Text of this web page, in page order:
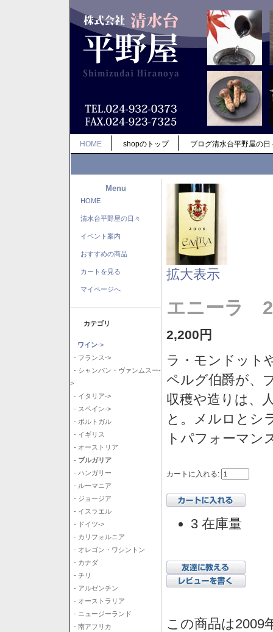
HOME shopのトップ ブログ清水台平野屋の日
Menu
HOME
清水台平野屋の日々
イベント案内
おすすめの商品
カートを見る
マイページへ
カテゴリ
ワイン->
- フランス->
- シャンパン・ヴァンムスー-
>
- イタリア->
- スペイン->
- ポルトガル
- イギリス
- オーストリア
- ブルガリア
- ハンガリー
- ルーマニア
- ジョージア
- イスラエル
- ドイツ->
- カリフォルニア
- オレゴン・ワシントン
- カナダ
- チリ
- アルゼンチン
- オーストラリア
- ニュージーランド
- 南アフリカ
拡大表示
エニーラ
2,200円
ラ・モンドット
ペルグ伯爵が、
収穫や造りは、
と。メルロとシ
トパフォーマン
カートに入れる:
3 在庫量
この商品は2009